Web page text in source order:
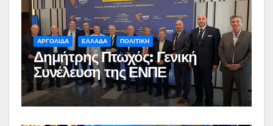
ΑΡΓΟΛΙΔΑ ΕΛΛΑΔΑ ΠΟΛΙΤΙΚΗ
Δημήτρης Πτωχός: Γενική
Συνέλευση της ΕΝΠΕ